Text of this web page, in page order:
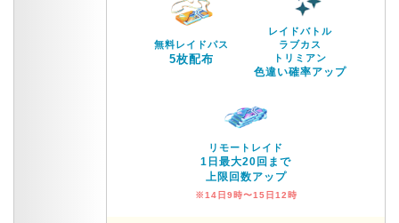
無料レイドパス
5枚配布
レイドバトル
ラブカス
トリミアン
色違い確率アップ
リモートレイド
1日最大20回まで
上限回数アップ
※14日9時〜15日12時